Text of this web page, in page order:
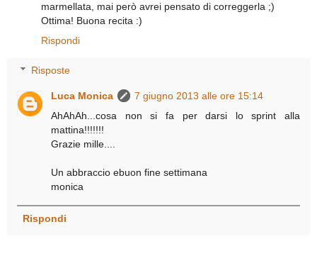
marmellata, mai però avrei pensato di correggerla ;)
Ottima! Buona recita :)
Rispondi
Risposte
Luca Monica
7 giugno 2013 alle ore 15:14
AhAhAh...cosa non si fa per darsi lo sprint alla
mattina!!!!!!!
Grazie mille....
Un abbraccio ebuon fine settimana
monica
Rispondi